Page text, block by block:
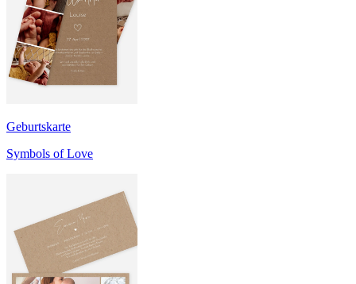
Geburtskarte
Symbols of Love